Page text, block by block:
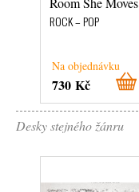
ROCK – POP
Na objednávku
730 Kč
Desky stejného žánru